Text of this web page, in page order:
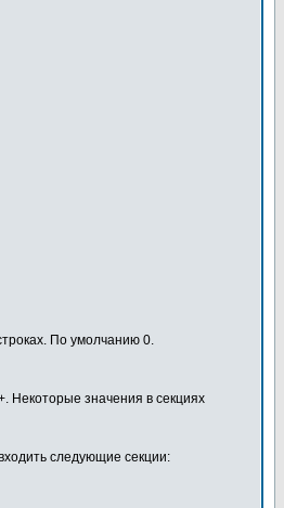
По умолчанию 0.
Некоторые значения в секциях
следующие секции: